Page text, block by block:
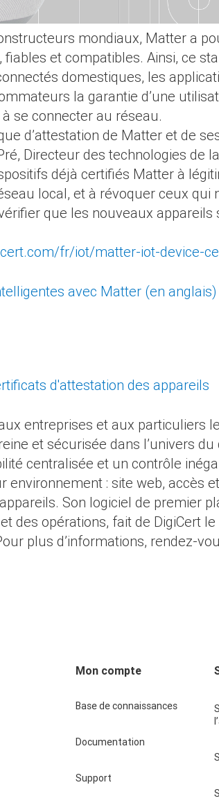
mondiaux, Matter a
et compatibles. Ainsi, ce
domestiques, les
la garantie d’une
se connecter au réseau.
d’attestation de Matter et de
Directeur des technologies de
déjà certifiés Matter à
local, et à révoquer ceux qui
que les nouveaux appareils
fr/iot/matter-iot-device-
avec Matter (en anglais)
d'attestation des appareils
entreprises et aux particuliers
et sécurisée dans l’univers du
centralisée et un contrôle
: site web, accès et
Son logiciel de premier
des opérations, fait de DigiCert
plus d’informations, rendez-
Mon compte
Base de connaissances
Documentation
Support